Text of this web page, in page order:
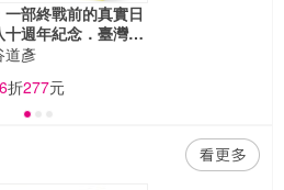
一部終戰前的真實日
週年紀念．臺灣首
道彥
折277元